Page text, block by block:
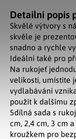
Detailní popis
Skvělé výtvory s
skvěle je
snadno a rychle
Ideální také pro
Na rukojeť
velikosti, umístíte
vydlabávání
použít k dalšímu
5dílná sada s
cm, 2,4 cm, 3 cm
kroužkem pro